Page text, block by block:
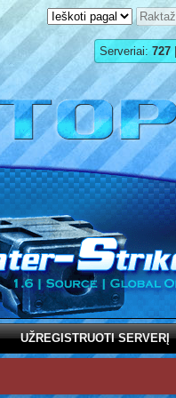
Serveriai: 727
UŽREGISTRUOTI SERVERĮ